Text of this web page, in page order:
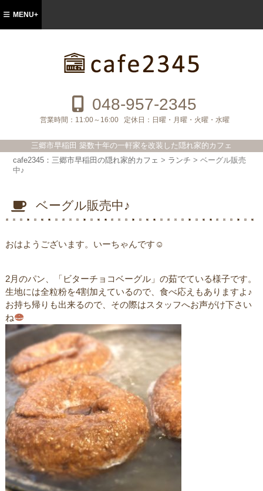
ェ
048-957-2345
営業時間： 11:00～16:00 定休日： 日曜・月曜・火曜・水曜
三郷市早稲田 築数十年の一軒家を改装した隠れ家的カフェ
MENU+
cafe2345：三郷市早稲田の隠れ家的カフェ > ランチ >ベーグル販売
中♪
ベーグル販売中♪
おはようございます。いーちゃんです☺︎
2月のパン、「ビターチョコベーグル」の茹でている様子です。
生地には全粒粉を4割加えているので、食べ応えもありますよ♪
お持ち帰りも出来るので、その際はスタッフへお声がけ下さい
ね